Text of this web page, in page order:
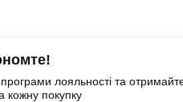
лояльності та
кожну покупку